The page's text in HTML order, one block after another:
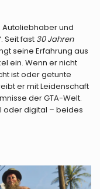
Autoliebhaber und
Seit fast 30 Jahren
seine Erfahrung aus
ein. Wenn er nicht
ist oder getunte
er mit Leidenschaft
der GTA-Welt.
oder digital – beides